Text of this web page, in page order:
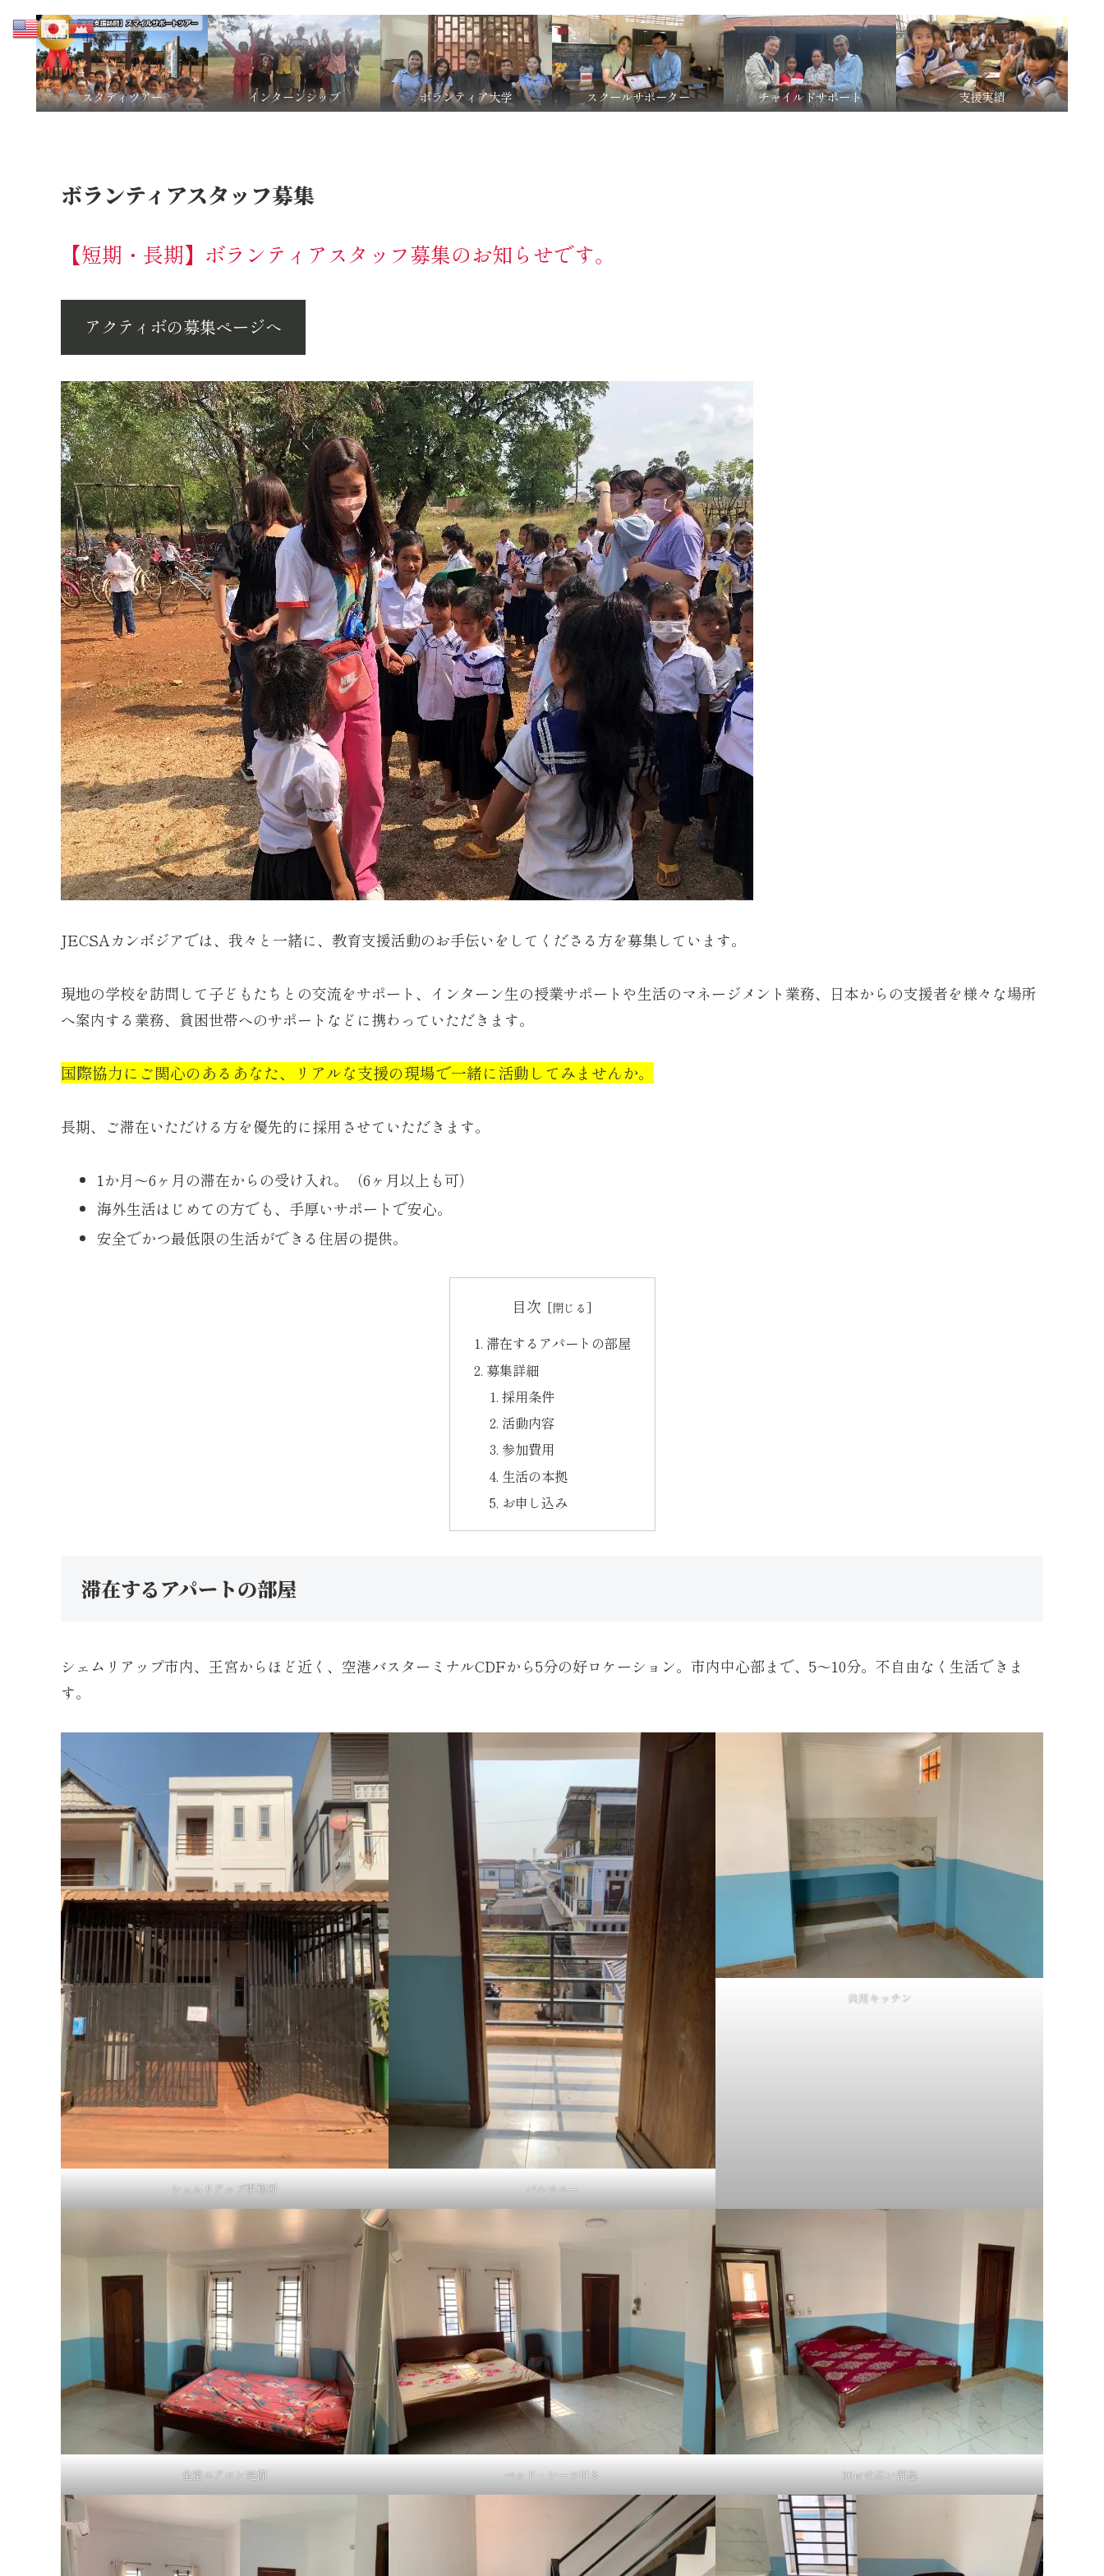
スタディツアー インターンシップ ボランティア大学 スクールサポーター チャイルドサポート 支援実績
ボランティアスタッフ募集
【短期・長期】ボランティアスタッフ募集のお知らせです。
アクティボの募集ページへ
JECSAカンボジアでは、我々と一緒に、教育支援活動のお手伝いをしてくださる方を募集しています。
現地の学校を訪問して子どもたちとの交流をサポート、インターン生の授業サポートや生活のマネージメント業務、日本からの支援者を様々な場所
へ案内する業務、貧困世帯へのサポートなどに携わっていただきます。
国際協力にご関心のあるあなた、リアルな支援の現場で一緒に活動してみませんか。
長期、ご滞在いただける方を優先的に採用させていただきます。
1か月～6ヶ月の滞在からの受け入れ。（6ヶ月以上も可）
海外生活はじめての方でも、手厚いサポートで安心。
安全でかつ最低限の生活ができる住居の提供。
目次
滞在するアパートの部屋
募集詳細
採用条件
活動内容
参加費用
生活の本拠
お申し込み
滞在するアパートの部屋
シェムリアップ市内、王宮からほど近く、空港バスターミナルCDFから5分の好ロケーション。市内中心部まで、5～10分。不自由なく生活できま
す。
シェムリアップ事務所 バルコニー
共用キッチン
全室エアコン完備 ベッド・シーツ付き 30㎡の広い部屋